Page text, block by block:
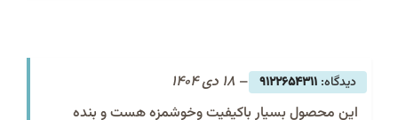
9122654311
– 18 دی 1404
این محصول بسیار باکیفیت وخوشمزه هست و بنده